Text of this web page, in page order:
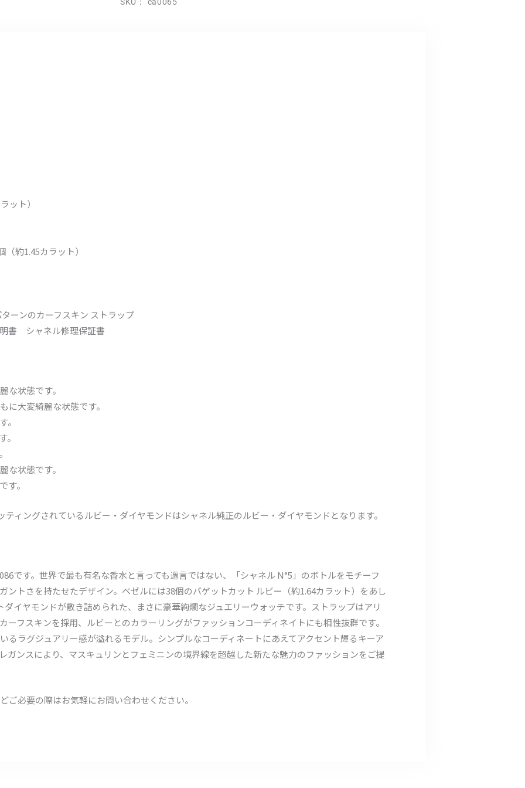
ット）
約1.45カラット）
ーンのカーフスキン ストラップ
書 シャネル修理保証書
な状態です。
に大変綺麗な状態です。
。
な状態です。
す。
ィングされているルビー・ダイヤモンドはシャネル純正のルビー・ダイヤモンドとなります。
です。世界で最も有名な香水と言っても過言ではない、「シャネル N°5」のボトルをモチーフ
ントさを持たせたデザイン。ベゼルには38個のバゲットカット ルビー（約1.64カラット）をあし
イヤモンドが敷き詰められた、まさに豪華絢爛なジュエリーウォッチです。ストラップはアリ
フスキンを採用、ルビーとのカラーリングがファッションコーディネイトにも相性抜群です。
るラグジュアリー感が溢れるモデル。シンプルなコーディネートにあえてアクセント輝るキーア
ガンスにより、マスキュリンとフェミニンの境界線を超越した新たな魅力のファッションをご提
必要の際はお気軽にお問い合わせください。